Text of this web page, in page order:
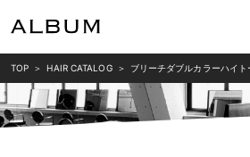
TOP HAIR CATALOG ブリーチダブルカラーハイ